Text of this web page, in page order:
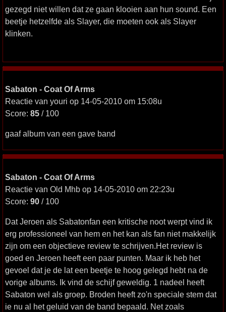
gezegd niet willen dat ze gaan klooien aan hun sound. Een
beetje hetzelfde als Slayer, die moeten ook als Slayer
klinken.
Sabaton - Coat Of Arms
Reactie van youri op 14-05-2010 om 15:08u
Score: 85 / 100
gaaf album van een gave band
Sabaton - Coat Of Arms
Reactie van Old Mhb op 14-05-2010 om 22:23u
Score: 90 / 100
Dat Jeroen als Sabatonfan een kritische noot werpt vind ik
erg professioneel van hem en het kan als fan niet makkelijk
zijn om een objectieve review te schrijven.Het review is
goed en Jeroen heeft een paar punten. Maar ik heb het
gevoel dat je de lat een beetje te hoog gelegd hebt na de
vorige albums. Ik vind de schijf geweldig. 1 nadeel heeft
Sabaton wel als groep. Broden heeft zo'n speciale stem dat
ie nu al het geluid van de band bepaald. Net zoals